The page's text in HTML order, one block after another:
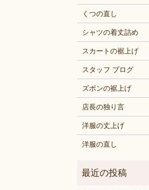
くつの直し
シャツの着丈詰め
スカートの裾上げ
スタッフ ブログ
ズボンの裾上げ
店長の独り言
洋服の丈上げ
洋服の直し